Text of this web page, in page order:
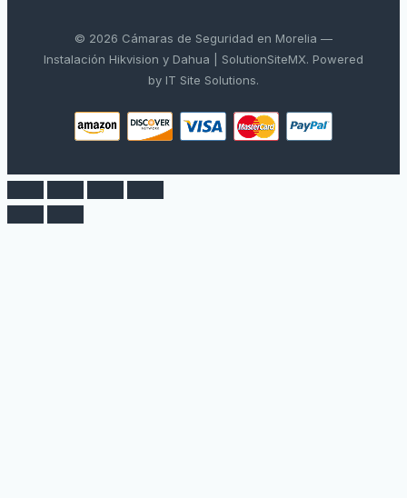
© 2026 Cámaras de Seguridad en Morelia —
Instalación Hikvision y Dahua | SolutionSiteMX. Powered
by IT Site Solutions.